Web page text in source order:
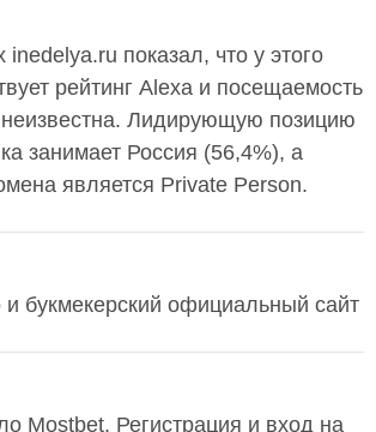
показал, что у этого
рейтинг Alexa и посещаемость
неизвестна. Лидирующую позицию
занимает Россия (56,4%), а
является Private Person.
и букмекерский официальный сайт
Mostbet. Регистрация и вход на